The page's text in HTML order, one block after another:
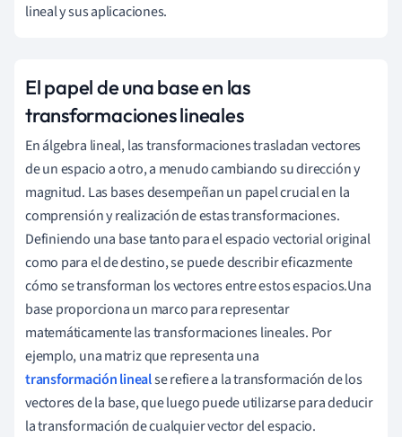
lineal y sus aplicaciones.
El papel de una base en las
transformaciones lineales
En álgebra lineal, las transformaciones trasladan vectores
de un espacio a otro, a menudo cambiando su dirección y
magnitud. Las bases desempeñan un papel crucial en la
comprensión y realización de estas transformaciones.
Definiendo una base tanto para el espacio vectorial original
como para el de destino, se puede describir eficazmente
cómo se transforman los vectores entre estos espacios.Una
base proporciona un marco para representar
matemáticamente las transformaciones lineales. Por
ejemplo, una matriz que representa una
transformación linealse refiere a la transformación de los
vectores de la base, que luego puede utilizarse para deducir
la transformación de cualquier vector del espacio.